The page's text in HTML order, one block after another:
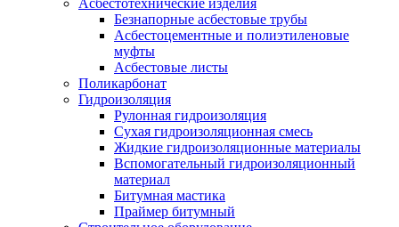
Асбестотехнические изделия
Безнапорные асбестовые трубы
Асбестоцементные и полиэтиленовые
муфты
Асбестовые листы
Поликарбонат
Гидроизоляция
Рулонная гидроизоляция
Сухая гидроизоляционная смесь
Жидкие гидроизоляционные материалы
Вспомогательный гидроизоляционный
материал
Битумная мастика
Праймер битумный